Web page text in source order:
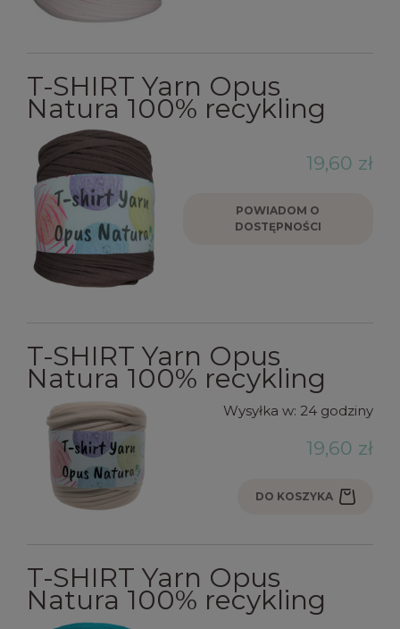
T-SHIRT Yarn Opus
Natura 100% recykling
19,60 zł
POWIADOM O
DOSTĘPNOŚCI
T-SHIRT Yarn Opus
Natura 100% recykling
Wysyłka w: 24 godziny
19,60 zł
DO KOSZYKA
T-SHIRT Yarn Opus
Natura 100% recykling